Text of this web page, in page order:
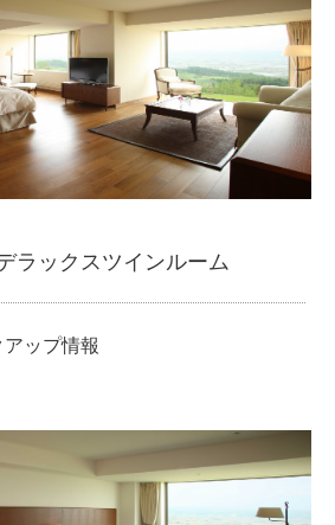
ラックスツインルーム
アップ情報